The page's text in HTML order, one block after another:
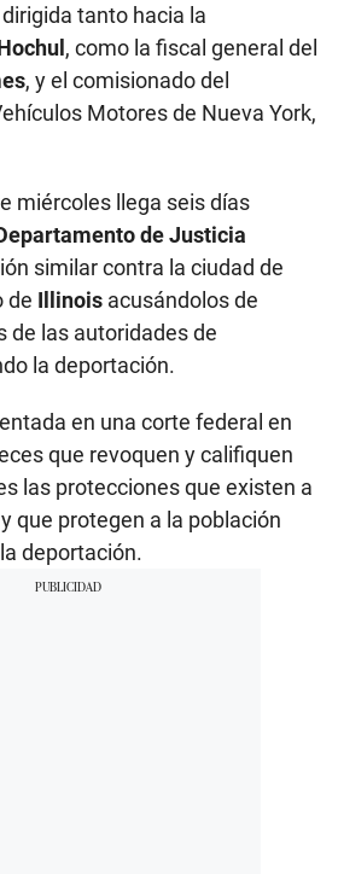
tanto hacia la
, como la fiscal general del
, y el comisionado del
Motores de Nueva York,
miércoles llega seis días
de Justicia
similar contra la ciudad de
de Illinois acusándolos de
de las autoridades de
la deportación.
en una corte federal en
que revoquen y califiquen
las protecciones que existen a
que protegen a la población
deportación.